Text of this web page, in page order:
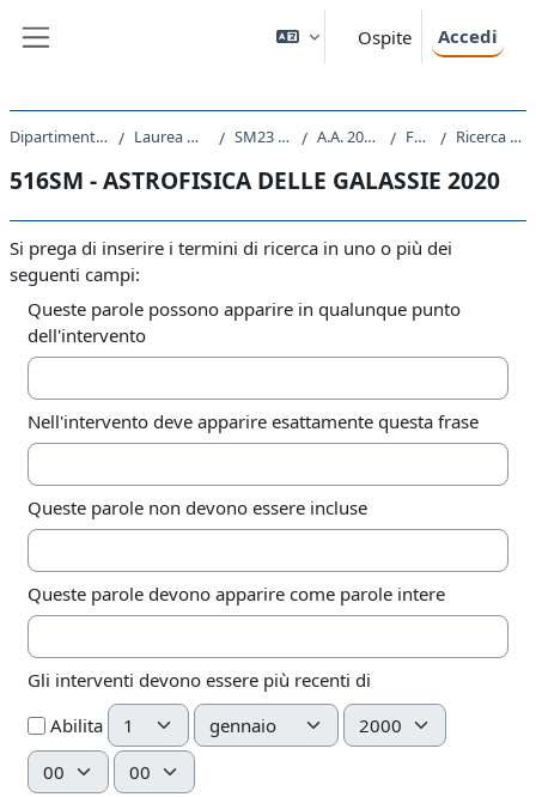
Ospite Accedi
Dipartimento di Fisica Laurea Magistrale SM23 - FISICA A.A. 2020 - 2021 Forum Ricerca avanzata
516SM - ASTROFISICA DELLE GALASSIE 2020
Si prega di inserire i termini di ricerca in uno o più dei
seguenti campi:
Queste parole possono apparire in qualunque punto
dell'intervento
Nell'intervento deve apparire esattamente questa frase
Queste parole non devono essere incluse
Queste parole devono apparire come parole intere
Gli interventi devono essere più recenti di
Abilita Giorno Mese
Anno
Ora
Minuto